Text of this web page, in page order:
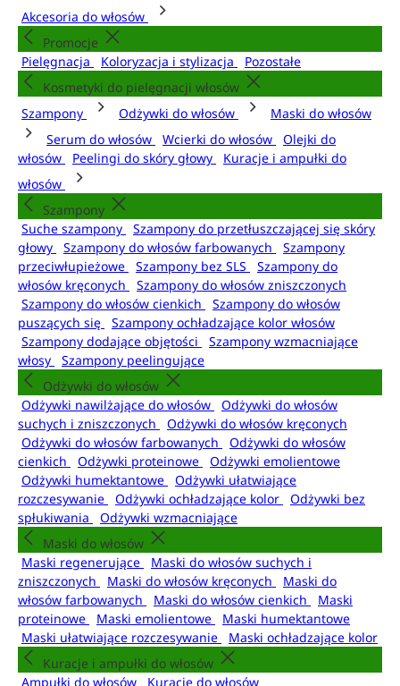
Akcesoria do włosów
Promocje
Pielęgnacja
Koloryzacja i stylizacja
Pozostałe
Kosmetyki do pielęgnacji włosów
Szampony
Odżywki do włosów
Maski do włosów
Serum do włosów
Wcierki do włosów
Olejki do
włosów
Peelingi do skóry głowy
Kuracje i ampułki do
włosów
Szampony
Suche szampony
Szampony do przetłuszczającej się skóry
głowy
Szampony do włosów farbowanych
Szampony
przeciwłupieżowe
Szampony bez SLS
Szampony do
włosów kręconych
Szampony do włosów zniszczonych
Szampony do włosów cienkich
Szampony do włosów
puszących się
Szampony ochładzające kolor włosów
Szampony dodające objętości
Szampony wzmacniające
włosy
Szampony peelingujące
Odżywki do włosów
Odżywki nawilżające do włosów
Odżywki do włosów
suchych i zniszczonych
Odżywki do włosów kręconych
Odżywki do włosów farbowanych
Odżywki do włosów
cienkich
Odżywki proteinowe
Odżywki emolientowe
Odżywki humektantowe
Odżywki ułatwiające
rozczesywanie
Odżywki ochładzające kolor
Odżywki bez
spłukiwania
Odżywki wzmacniające
Maski do włosów
Maski regenerujące
Maski do włosów suchych i
zniszczonych
Maski do włosów kręconych
Maski do
włosów farbowanych
Maski do włosów cienkich
Maski
proteinowe
Maski emolientowe
Maski humektantowe
Maski ułatwiające rozczesywanie
Maski ochładzające kolor
Kuracje i ampułki do włosów
Ampułki do włosów
Kuracje do włosów